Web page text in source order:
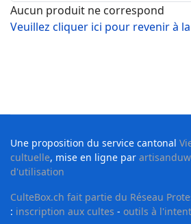
Aucun produit ne correspond
Veuillez cliquer ici pour revenir à
Une proposition du service cantonal
cultuelle, mise en ligne par
d'utilisation
CulteBox.ch fait partie du Réseau
: inscription aux cultes - outils à